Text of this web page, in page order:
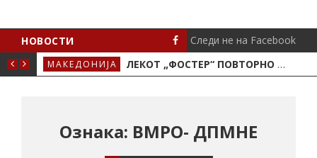
НОВОСТИ
МАКЕДОНИЈА ЛЕКОТ „ФОСТЕР“ ПОВТОРНО ЌЕ СЕ ЗЕМА ПО СТАРА ЦЕНА
Следи не на Facebook
Ознака: ВМРО- ДПМНЕ